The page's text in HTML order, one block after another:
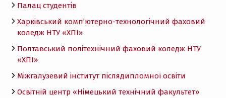
Палац студентів
Харківський комп’ютерно-технологічний фаховий
коледж НТУ «ХПI»
Полтавський політехнічний фаховий коледж НТУ
«ХПI»
Міжгалузевий інститут післядипломної освіти
Освітній центр «Німецький технічний факультет»